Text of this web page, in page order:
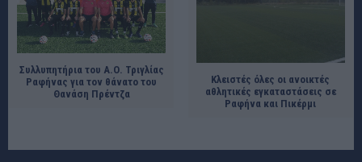
Συλλυπητήρια του Α.Ο. Τριγλίας
Ραφήνας για τον θάνατο του
Θανάση Πρέντζα
Κλειστές όλες οι ανοικτές
αθλητικές εγκαταστάσεις σε
Ραφήνα και Πικέρμι